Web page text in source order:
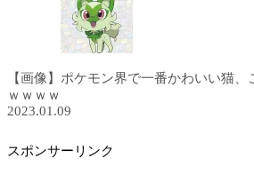
【画像】ポケモン界で一番かわいい猫
ｗｗｗｗ
2023.01.09
スポンサーリンク